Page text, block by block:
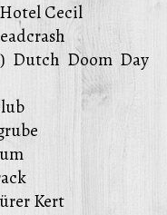
Cecil
Dutch Doom Day
Kert